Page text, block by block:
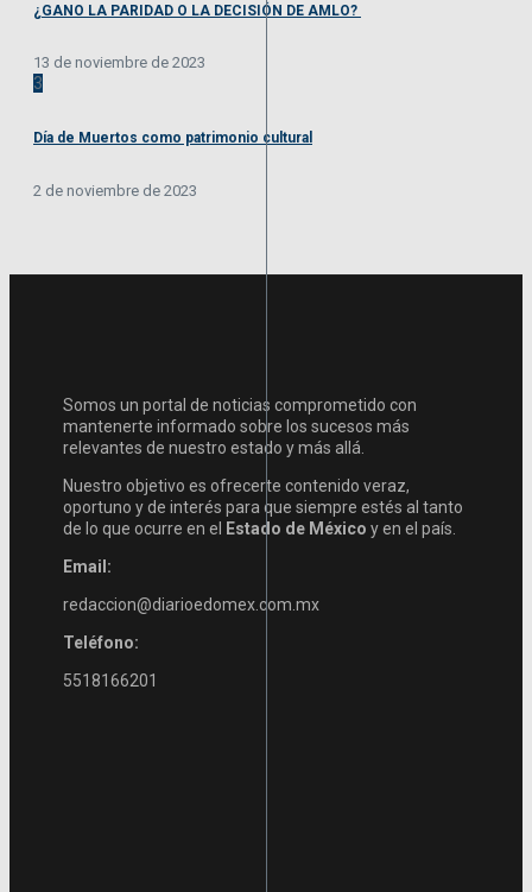
¿GANO LA PARIDAD O LA DECISIÓN DE AMLO?
13 de noviembre de 2023
3
Día de Muertos como patrimonio cultural
2 de noviembre de 2023
Somos un portal de noticias comprometido con
mantenerte informado sobre los sucesos más
relevantes de nuestro estado y más allá.
Nuestro objetivo es ofrecerte contenido veraz,
oportuno y de interés para que siempre estés al tanto
de lo que ocurre en el
Estado de México y en el país.
Email:
redaccion@diarioedomex.com.mx
Teléfono:
5518166201